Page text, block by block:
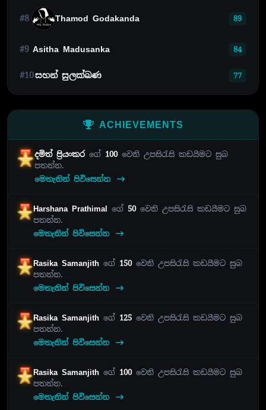
#8 Thamod Godakanda 89
#9 Asitha Madusanka 84
#10සහන් සුලක්ඛණ 77
ACHIEVEMENTS
දමිත් ප්‍රියංකරගේ 100වෙනි උපසිරැසි කඩයීමට සුබ
පතන්න.
මෙතැනින් පිවිසෙන්න
Harshana Prathimal ගේ 50වෙනි උපසිරැසි කඩයීමට සුබ
පතන්න.
මෙතැනින් පිවිසෙන්න
Rasika Samanjithගේ 150වෙනි උපසිරැසි කඩයීමට සුබ
පතන්න.
මෙතැනින් පිවිසෙන්න
Rasika Samanjithගේ 125 වෙනි උපසිරැසි කඩයීමට සුබ
පතන්න.
මෙතැනින් පිවිසෙන්න
Rasika Samanjithගේ 100වෙනි උපසිරැසි කඩයීමට සුබ
පතන්න.
මෙතැනින් පිවිසෙන්න